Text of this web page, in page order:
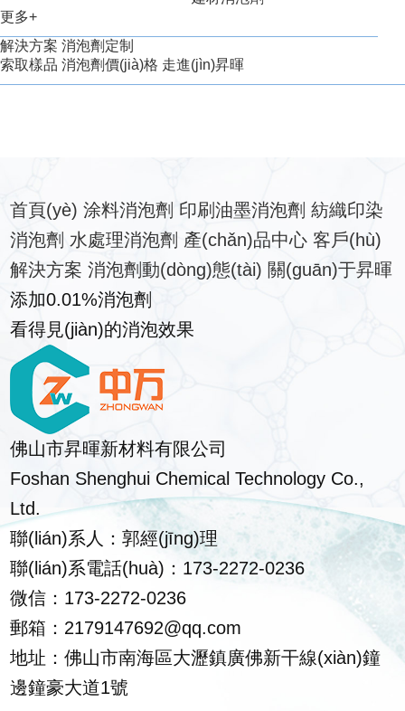
更多+
解決方案 消泡劑定制
索取樣品 消泡劑價(jià)格 走進(jìn)昇暉
首頁(yè) 涂料消泡劑 印刷油墨消泡劑 紡織印染
消泡劑 水處理消泡劑 產(chǎn)品中心 客戶(hù)
解決方案 消泡劑動(dòng)態(tài) 關(guān)于昇暉
添加0.01%消泡劑
看得見(jiàn)的消泡效果
佛山市昇暉新材料有限公司
Foshan Shenghui Chemical Technology Co.,
Ltd.
聯(lián)系人：郭經(jīng)理
聯(lián)系電話(huà)：173-2272-0236
微信：173-2272-0236
郵箱：2179147692@qq.com
地址：佛山市南海區大瀝鎮廣佛新干線(xiàn)鐘
邊鐘豪大道1號